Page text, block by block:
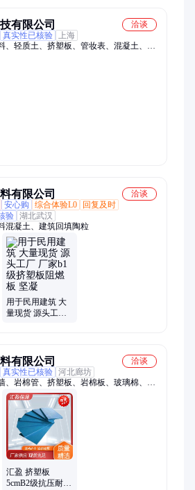
有限公司
洽谈
真实性已核验
上海
、轻质土、挤塑板、管妆表、混凝土、保
墙、冷库保温、保温材料、墙体保温、新
装罐车、高密度板材、挤塑聚苯板、多功
冷库墙体地板
有限公司
洽谈
安心购 综合体验L0
回复及时
验 湖北武汉
混凝土、建筑回填陶粒
用于民用建筑 大
量现货 源头工厂
有限公司
洽谈
真实性已核验 河北廊坊
、岩棉管、挤塑板、岩棉板、玻璃棉、工
暖冷库、钢结构厂房、陶瓷纤维毯、硅酸
材、防火柔性卷材包、硅酸铝防火包裹
汇盈 挤塑板
5cmB2级抗压耐磨